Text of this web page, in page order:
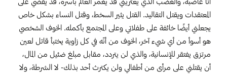
المعتقدات ويقتل التقاليد. القتل يثير السخط، وقتل النساء بشكل خاص
يجعلني أيضًا خائفة على طفلاتي وعلى المجتمع بأكمله. الخوف الشخصي
هو أسوأ من أي شيء آخر، الخوف من أنّه في كل زاوية يختبأ قاتل لعين
مرتزق يفتقر للإنسانية، والذي لن يتردد، مقابل مبلغ ضئيل من المال،
أن يقتلني على مرأى من أطفالي ولن يكترث أحد بذلك- لا الشرطة، ولا